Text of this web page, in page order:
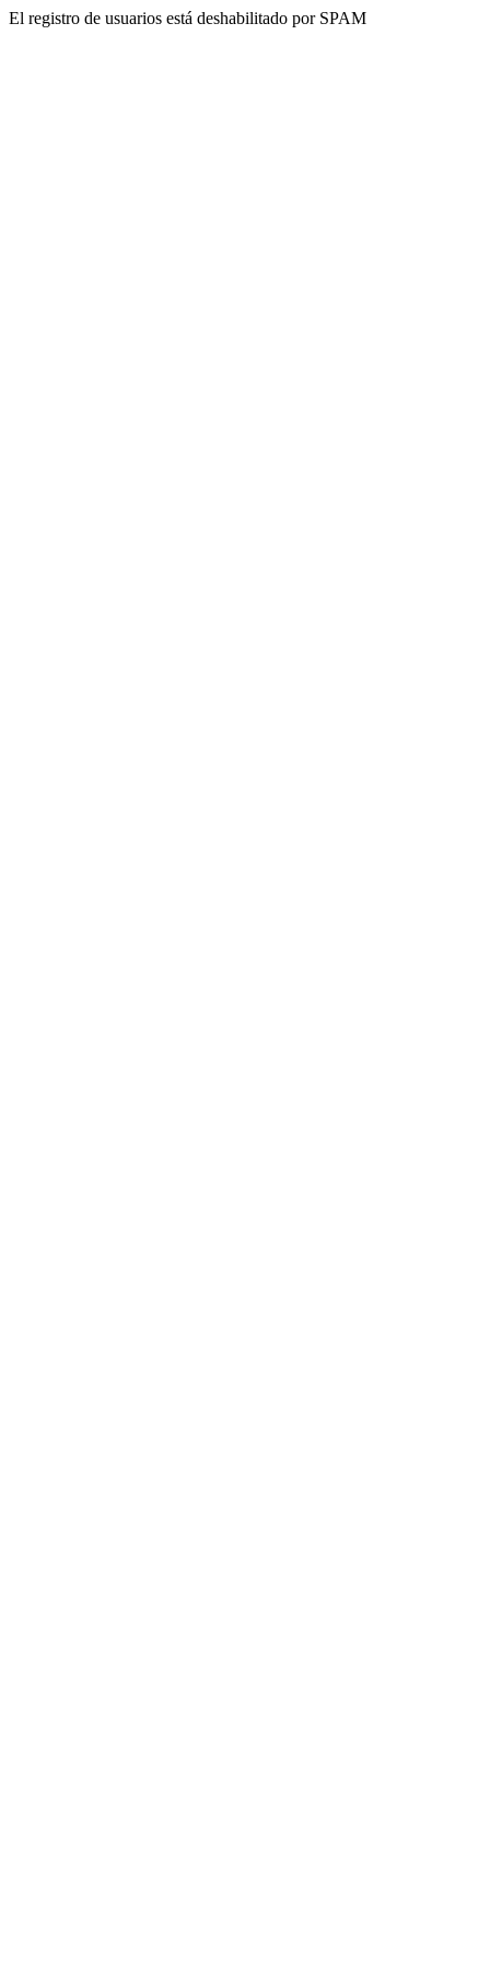
El registro de usuarios está deshabilitado por SPAM